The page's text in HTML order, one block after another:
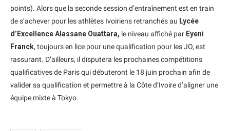
points). Alors que la seconde session d’entraînement est en train
de s’achever pour les athlètes Ivoiriens retranchés au Lycée
d’Excellence Alassane Ouattara, le niveau affiché par Eyeni
Franck, toujours en lice pour une qualification pour les JO, est
rassurant. D’ailleurs, il disputera les prochaines compétitions
qualificatives de Paris qui débuteront le 18 juin prochain afin de
valider sa qualification et permettre à la Côte d’Ivoire d’aligner une
équipe mixte à Tokyo.